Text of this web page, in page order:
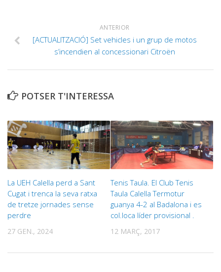
ANTERIOR
[ACTUALITZACIÓ] Set vehicles i un grup de motos
s’incendien al concessionari Citroën
POTSER T'INTERESSA
La UEH Calella perd a Sant
Cugat i trenca la seva ratxa
de tretze jornades sense
perdre
27 GEN., 2024
Tenis Taula. ‪El Club Tenis
Taula Calella Termotur
guanya 4-2 al Badalona i es
col.loca líder provisional . ‬
12 MARÇ, 2017